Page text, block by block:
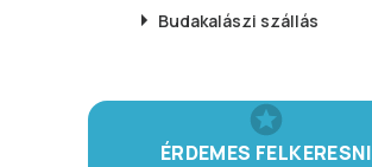
Budakalászi szállás
ÉRDEMES FELKERESNI